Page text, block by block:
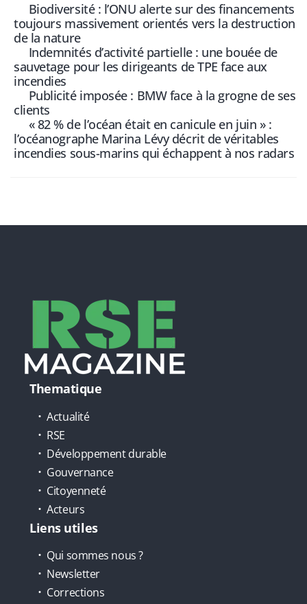
Biodiversité : l’ONU alerte sur des financements
toujours massivement orientés vers la destruction
de la nature
Indemnités d’activité partielle : une bouée de
sauvetage pour les dirigeants de TPE face aux
incendies
Publicité imposée : BMW face à la grogne de ses
clients
« 82 % de l’océan était en canicule en juin » :
l’océanographe Marina Lévy décrit de véritables
incendies sous-marins qui échappent à nos radars
Thematique
Actualité
RSE
Développement durable
Gouvernance
Citoyenneté
Acteurs
Liens utiles
Qui sommes nous ?
Newsletter
Corrections